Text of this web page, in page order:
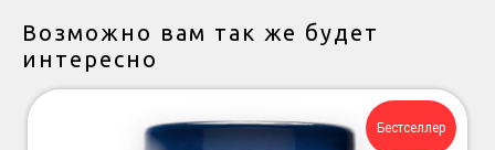
Возможно вам так же будет
интересно
Бестселлер